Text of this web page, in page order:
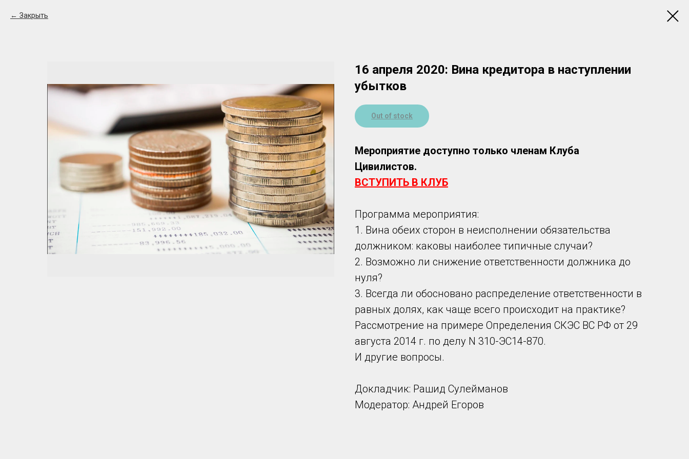
Закрыть
16 апреля 2020: Вина кредитора в наступлении
убытков
Out of stock
Мероприятие доступно только членам Клуба
Цивилистов.
ВСТУПИТЬ В КЛУБ
Программа мероприятия:
1. Вина обеих сторон в неисполнении обязательства
должником: каковы наиболее типичные случаи?
2. Возможно ли снижение ответственности должника до
нуля?
3. Всегда ли обосновано распределение ответственности в
равных долях, как чаще всего происходит на практике?
Рассмотрение на примере Определения СКЭС ВС РФ от 29
августа 2014 г. по делу N 310-ЭС14-870.
И другие вопросы.
Докладчик: Рашид Сулейманов
Модератор: Андрей Егоров